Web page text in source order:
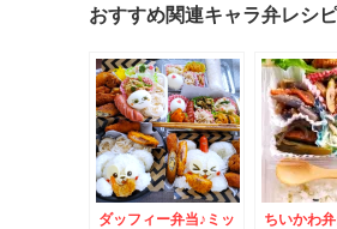
おすすめ関連キャラ弁レシピ
ダッフィー弁当♪ミッ
ちいかわ